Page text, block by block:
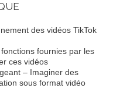
des vidéos TikTok
fournies par les
ces vidéos
– Imaginer des
sous format vidéo